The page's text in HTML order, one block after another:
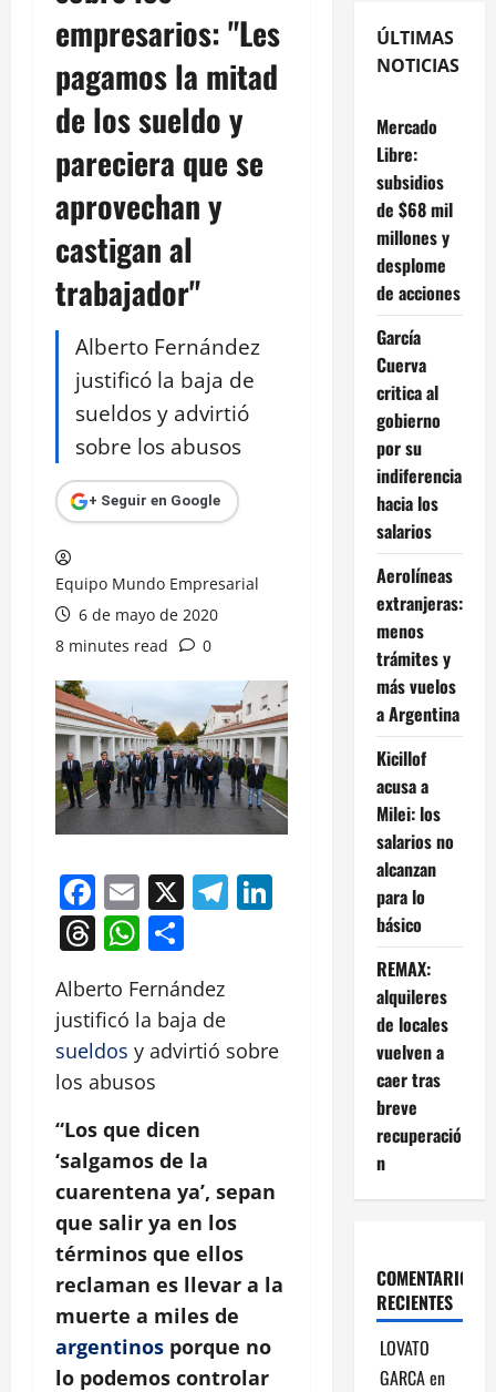
empresarios: "Les
pagamos la mitad
de los sueldo y
pareciera que se
aprovechan y
castigan al
trabajador"
Alberto Fernández
justificó la baja de
sueldos y advirtió
sobre los abusos
+ Seguir en Google
Equipo Mundo Empresarial
6 de mayo de 2020
8 minutes read
0
Facebook
Email
X Telegram
LinkedIn
Threads
WhatsApp
Alberto Fernández
justificó la baja de
sueldos y advirtió sobre
los abusos
“Los que dicen
‘salgamos de la
cuarentena ya’, sepan
que salir ya en los
términos que ellos
reclaman es llevar a la
muerte a miles de
argentinos porque no
lo podemos controlar
ÚLTIMAS
NOTICIAS
Mercado
Libre:
subsidios
de $68 mil
millones y
desplome
de acciones
García
Cuerva
critica al
gobierno
por su
indiferencia
hacia los
salarios
Aerolíneas
extranjeras:
menos
trámites y
más vuelos
a Argentina
Kicillof
acusa a
Milei: los
salarios no
alcanzan
para lo
básico
REMAX:
alquileres
de locales
vuelven a
caer tras
breve
recuperació
n
COMENTARIOS
RECIENTES
LOVATO
GARCAen